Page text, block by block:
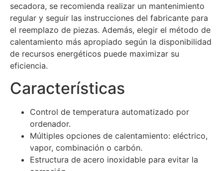
secadora, se recomienda realizar un mantenimiento
regular y seguir las instrucciones del fabricante para
el reemplazo de piezas. Además, elegir el método de
calentamiento más apropiado según la disponibilidad
de recursos energéticos puede maximizar su
eficiencia.
Características
Control de temperatura automatizado por
ordenador.
Múltiples opciones de calentamiento: eléctrico,
vapor, combinación o carbón.
Estructura de acero inoxidable para evitar la